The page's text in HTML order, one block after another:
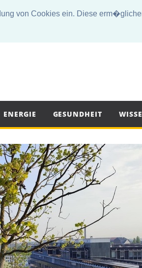
von Cookies ein. Diese
ENERGIE GESUNDHEIT